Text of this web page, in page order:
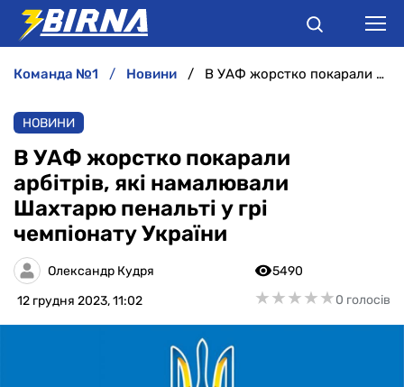
АНАЛІТИКА
ІНТЕРВ'Ю
РІЗНЕ
БУКМЕКЕРИ
команда №1 новини В УАФ жорстко покарали арбітрів, які намалювали Шахтарю пенальті у грі чемпіонату України
НОВИНИ
В УАФ жорстко покарали
арбітрів, які намалювали
Шахтарю пенальті у грі
чемпіонату України
Олександр Кудря
12 грудня 2023, 11:02
5490
★★★★★
★★★★★0 голосів